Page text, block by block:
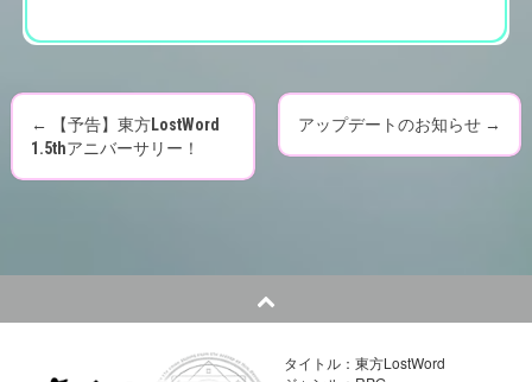
P
←
【予告】東方LostWord
1.5thアニバーサリー！
アップデートのお知らせ →
タイトル：東方LostWord